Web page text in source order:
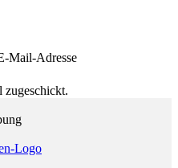
Mail-Adresse
zugeschickt.